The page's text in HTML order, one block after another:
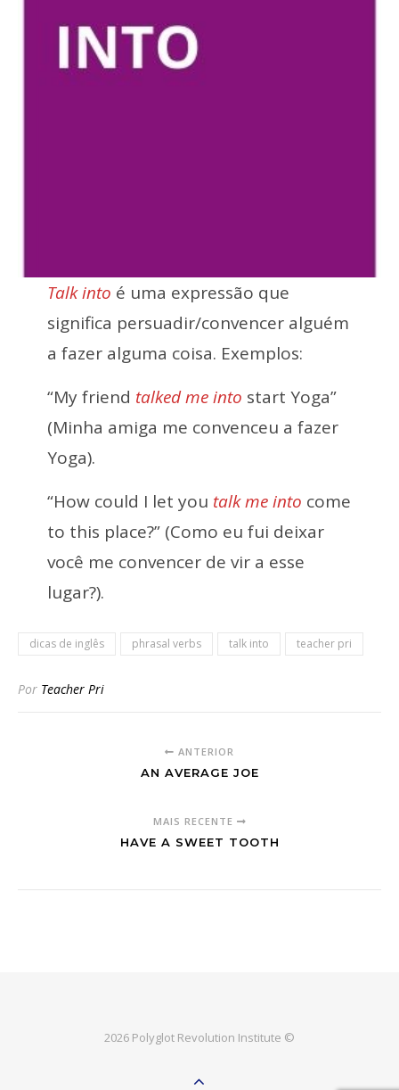
Talk into é uma expressão que
significa persuadir/convencer alguém
a fazer alguma coisa. Exemplos:
“My friend talked me into start Yoga”
(Minha amiga me convenceu a fazer
Yoga).
“How could I let you talk me into come
to this place?” (Como eu fui deixar
você me convencer de vir a esse
lugar?).
dicas de inglês phrasal verbs talk into teacher pri
Por Teacher Pri
ANTERIOR
AN AVERAGE JOE
MAIS RECENTE
HAVE A SWEET TOOTH
2026 Polyglot Revolution Institute ©